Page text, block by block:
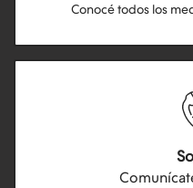
Conocé todos los